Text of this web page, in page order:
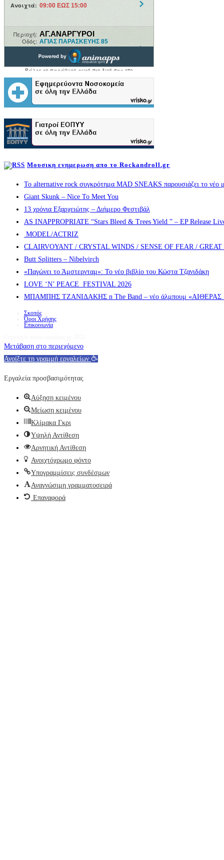
Μουσικη ενημερωση απο το Rockandroll.gr
Το alternative rock συγκρότημα MAD SNEAKS παρουσιάζει το νέο
Giant Skunk – Nice To Meet You
13 χρόνια Εξαρχειώτης – Διήμερο Φεστιβάλ
AS INAPPROPRIATE “Stars Bleed & Trees Yield ” – EP Release
MODEL/ACTRIZ
CLAIRVOYANT / CRYSTAL WINDS / SENSE OF FEAR /
Butt Splitters – Nibelvirch
«Παγώνει το Άμστερνταμ»: Το νέο βιβλίο του Κώστα Τζανιδάκη
LOVE ‘N’ PEACE FESTIVAL 2026
ΜΠΑΜΠΗΣ ΤΖΑΝΙΔΑΚΗΣ n The Band – νέο άλμπουμ «ΑΙΘΕΡΑΣ »
Σκοπός
Όροι Χρήσης
Επικοινωνία
Μετάβαση στο περιεχόμενο
Ανοίξτε τη γραμμή εργαλείων
Εργαλεία προσβασιμότητας
Αύξηση κειμένου
Μείωση κειμένου
Κλίμακα Γκρι
Υψηλή Αντίθεση
Αρνητική Αντίθεση
Ανοιχτόχρωμο φόντο
Υπογραμμίσεις συνδέσμων
Αναγνώσιμη γραμματοσειρά
Επαναφορά